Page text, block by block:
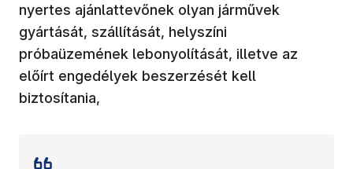
nyertes ajánlattevőnek olyan járművek
gyártását, szállítását, helyszíni
próbaüzemének lebonyolítását, illetve az
előírt engedélyek beszerzését kell
biztosítania,